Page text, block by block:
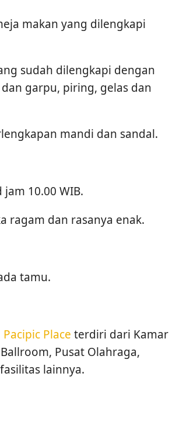
makan yang dilengkapi
sudah dilengkapi dengan
garpu, piring, gelas dan
mandi dan sandal.
10.00 WIB.
ragam dan rasanya enak.
tamu.
Place terdiri dari Kamar
Pusat Olahraga,
lainnya.